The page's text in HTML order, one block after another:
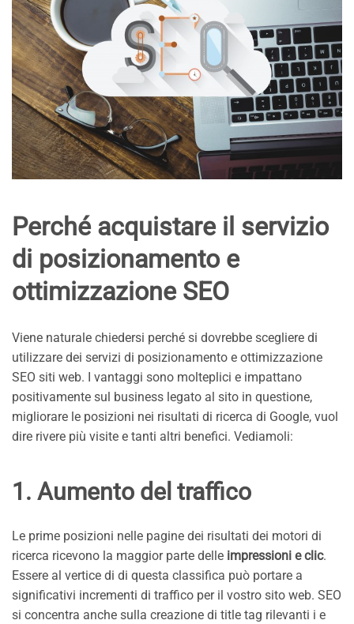
Perché acquistare il servizio
di posizionamento e
ottimizzazione SEO
Viene naturale chiedersi perché si dovrebbe scegliere di
utilizzare dei servizi di posizionamento e ottimizzazione
SEO siti web. I vantaggi sono molteplici e impattano
positivamente sul business legato al sito in questione,
migliorare le posizioni nei risultati di ricerca di Google, vuol
dire rivere più visite e tanti altri benefici. Vediamoli:
1. Aumento del traffico
Le prime posizioni nelle pagine dei risultati dei motori di
ricerca ricevono la maggior parte delle impressioni e clic.
Essere al vertice di di questa classifica può portare a
significativi incrementi di traffico per il vostro sito web. SEO
si concentra anche sulla creazione di title tag rilevanti i e